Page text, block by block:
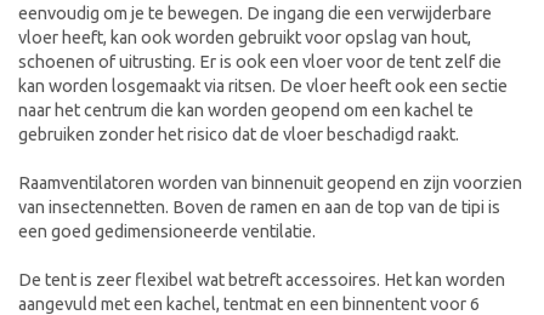
eenvoudig om je te bewegen. De ingang die een verwijderbare
vloer heeft, kan ook worden gebruikt voor opslag van hout,
schoenen of uitrusting. Er is ook een vloer voor de tent zelf die
kan worden losgemaakt via ritsen. De vloer heeft ook een sectie
naar het centrum die kan worden geopend om een kachel te
gebruiken zonder het risico dat de vloer beschadigd raakt.
Raamventilatoren worden van binnenuit geopend en zijn voorzien
van insectennetten. Boven de ramen en aan de top van de tipi is
een goed gedimensioneerde ventilatie.
De tent is zeer flexibel wat betreft accessoires. Het kan worden
aangevuld met een kachel, tentmat en een binnentent voor 6